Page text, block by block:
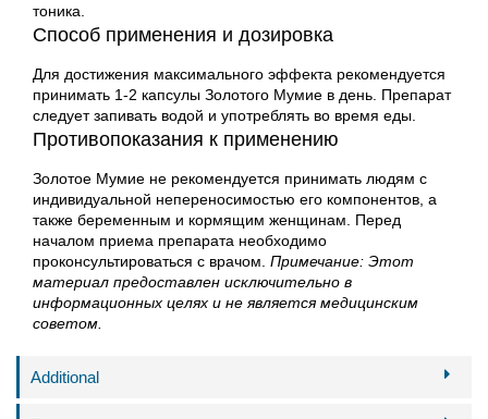
тоника.
Способ применения и дозировка
Для достижения максимального эффекта рекомендуется
принимать 1-2 капсулы Золотого Мумие в день. Препарат
следует запивать водой и употреблять во время еды.
Противопоказания к применению
Золотое Мумие не рекомендуется принимать людям с
индивидуальной непереносимостью его компонентов, а
также беременным и кормящим женщинам. Перед
началом приема препарата необходимо
проконсультироваться с врачом. Примечание: Этот
материал предоставлен исключительно в
информационных целях и не является медицинским
советом.
Additional